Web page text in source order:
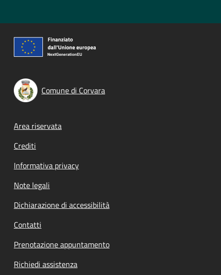
Comune di Corvara
Footer menu
Area riservata
Crediti
Informativa privacy
Note legali
Dichiarazione di accessibilità
Contatti
Prenotazione appuntamento
Richiedi assistenza